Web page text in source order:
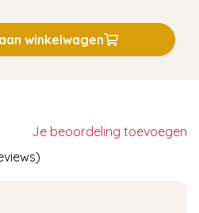
winkelwagen
Je beoordeling toevoegen